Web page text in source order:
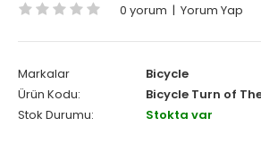
0 yorum | Yorum Yap
Markalar
Bicycle
Ürün Kodu:
Bicycle Turn of
Stok Durumu:
Stokta var